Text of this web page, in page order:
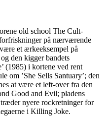
old school The Cult-
på nærværende
et ærkeeksempel på
den kigger bandets
(1985) i kortene ved rent
om ’She Sells Santuary’; den
at være et left-over fra den
Good and Evil; pladens
træder nyere rockretninger for
i Killing Joke.